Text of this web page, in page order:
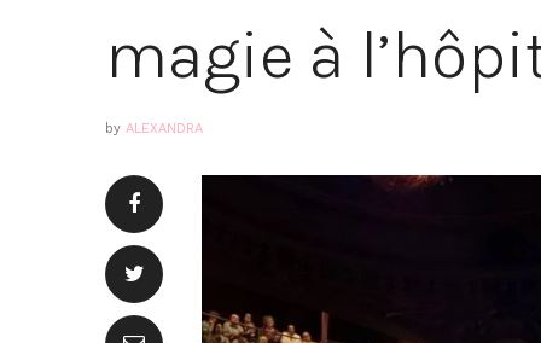
magie à
by ALEXANDRA